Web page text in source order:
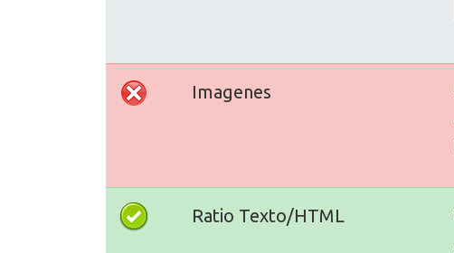
Imagenes
Ratio Texto/HTML